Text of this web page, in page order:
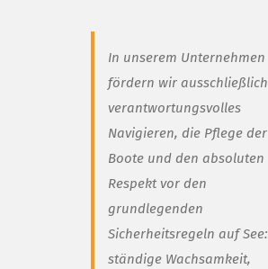
In unserem Unternehmen
fördern wir ausschließlich
verantwortungsvolles
Navigieren, die Pflege der
Boote und den absoluten
Respekt vor den
grundlegenden
Sicherheitsregeln auf See:
ständige Wachsamkeit,